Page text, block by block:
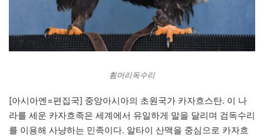
흼머리독수리
[아시아엔=편집국] 중앙아시아의 초원국가 카자흐스탄. 이 나
라를 세운 카자흐족은 세계에서 유일하게 말을 달리며 검독수리
를 이용해 사냥하는 민족이다. 알타이 산맥을 중심으로 카자흐